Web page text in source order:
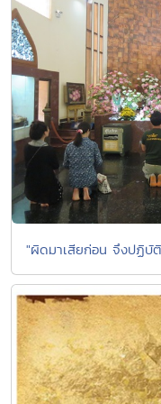
"ผิดมาเสียก่อน จึงปฏิบั